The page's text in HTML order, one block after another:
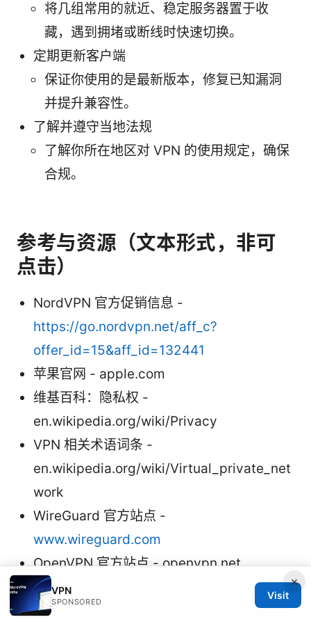
将几组常用的就近、稳定服务器置于收
藏，遇到拥堵或断线时快速切换。
定期更新客户端
保证你使用的是最新版本，修复已知漏洞
并提升兼容性。
了解并遵守当地法规
了解你所在地区对 VPN 的使用规定，确保
合规。
参考与资源（文本形式，非可
点击）
NordVPN 官方促销信息 -
https://go.nordvpn.net/aff_c?
offer_id=15&aff_id=132441
苹果官网 - apple.com
维基百科：隐私权 -
en.wikipedia.org/wiki/Privacy
VPN 相关术语词条 -
en.wikipedia.org/wiki/Virtual_private_net
work
WireGuard 官方站点 -
www.wireguard.com
OpenVPN 官方站点 - openvpn.net
IKEv2 及其实现文档 -
en.wikipedia.org/wiki/Internet_Key_Excha
×
VPN
SPONSORED
Visit